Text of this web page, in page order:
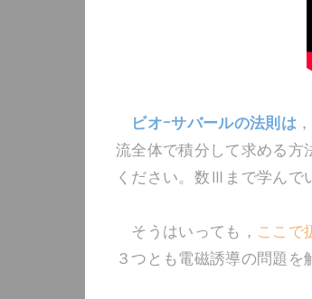
ビオｰサバールの法則は
流全体で積分して求める方
ください。数Ⅲまで学んで
そうはいっても， ここで
３つとも電磁誘導の問題を